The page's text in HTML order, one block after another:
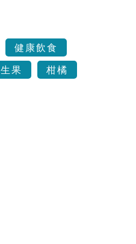
健康飲食
生果 柑橘